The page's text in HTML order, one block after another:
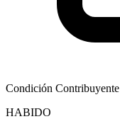
Condición Contribuyente
HABIDO